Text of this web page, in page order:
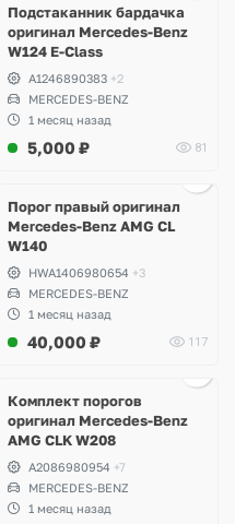
Подстаканник бардачка
оригинал Mercedes-Benz
W124 E-Class
A1246890383 +2
MERCEDES-BENZ
1 месяц назад
5,000 ₽ 81
Порог правый оригинал
Mercedes-Benz AMG CL
W140
HWA1406980654 +3
MERCEDES-BENZ
1 месяц назад
40,000 ₽ 117
Комплект порогов
оригинал Mercedes-Benz
AMG CLK W208
A2086980954 +7
MERCEDES-BENZ
1 месяц назад